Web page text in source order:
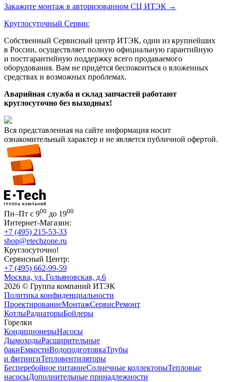
Закажите монтаж в авторизованном СЦ ИТЭК →
Круглосуточный Сервис
Собственный Сервисный центр ИТЭК, один из крупнейших
в России, осуществляет полную официальную гарантийную
и постгарантийную поддержку всего продаваемого
оборудования. Вам не придётся беспокоиться о вложенных
средствах и возможных проблемах.
Аварийная служба и склад запчастей работают
круглосуточно без выходных!
Вся представленная на сайте информация носит
ознакомительный характер и не является публичной офертой.
Пн–Пт с 900 до 1900
Интернет-Магазин:
+7 (495) 215-53-33
shop@etechzone.ru
Круглосуточно!
Сервисный Центр:
+7 (495) 662-99-59
Москва, ул. Гольяновская, д.6
2026 © Группа компаний ИТЭК
Политика конфиденциальности
ПроектированиеМонтажСервисРемонт
КотлыРадиаторыБойлеры
Горелки
КондиционерыНасосы
ДымоходыРасширительные
бакиЕмкостиВодоподготовкаТрубы
и фитингиТепловентиляторы
Бесперебойное питаниеСолнечные коллекторыТепловые
насосыДополнительные принадлежности